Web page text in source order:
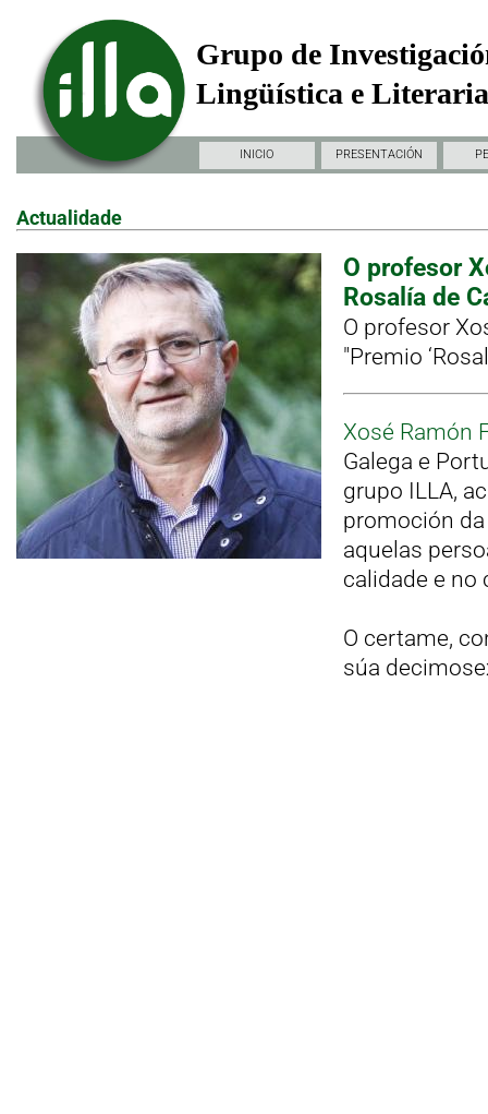
Grupo de
Lingüística e
INICIO PRESENTACIÓN
Actualidade
O profesor
Rosalía de
O profesor
"Premio
Xosé Ramón
Galega e
grupo ILLA,
promoción
aquelas
calidade e no
O certame,
súa